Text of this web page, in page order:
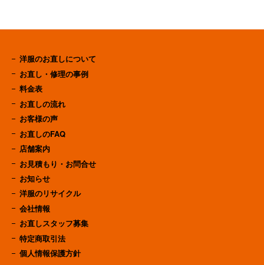
洋服のお直しについて
お直し・修理の事例
料金表
お直しの流れ
お客様の声
お直しのFAQ
店舗案内
お見積もり・お問合せ
お知らせ
洋服のリサイクル
会社情報
お直しスタッフ募集
特定商取引法
個人情報保護方針